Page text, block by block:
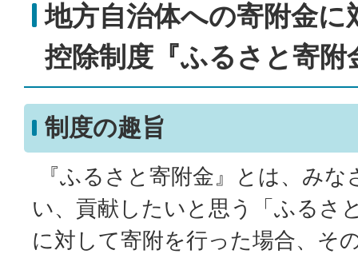
地方自治体への寄附金に
控除制度『ふるさと寄附
制度の趣旨
『ふるさと寄附金』とは、みな
い、貢献したいと思う「ふるさ
に対して寄附を行った場合、そ